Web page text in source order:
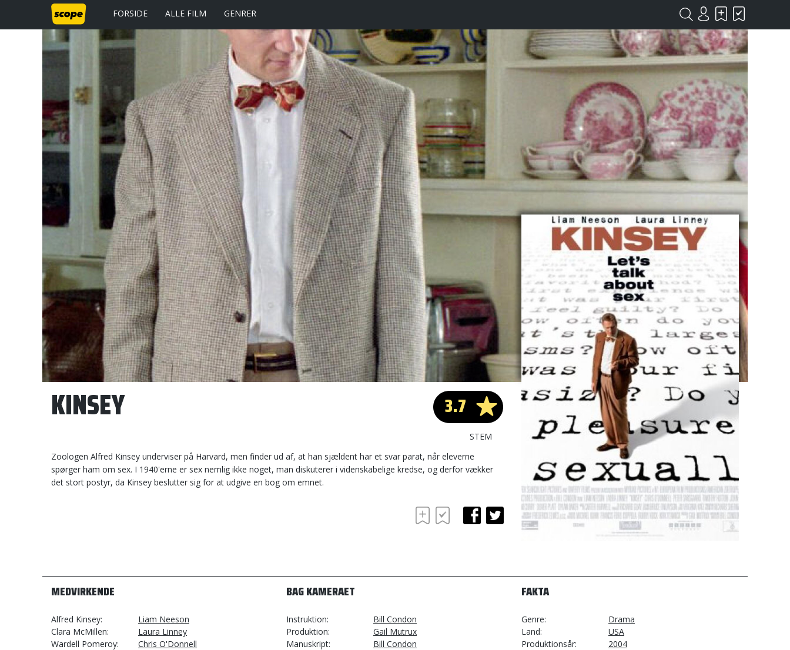
FORSIDE ALLE FILM GENRER
3.7
STEM
KINSEY
Zoologen Alfred Kinsey underviser på Harvard, men finder ud af, at han sjældent har et svar parat, når eleverne
spørger ham om sex. I 1940'erne er sex nemlig ikke noget, man diskuterer i videnskabelige kredse, og derfor vækker
det stort postyr, da Kinsey beslutter sig for at udgive en bog om emnet.
MEDVIRKENDE
Alfred Kinsey
Liam Neeson
Clara McMillen
Laura Linney
Wardell Pomeroy
Chris O'Donnell
BAG KAMERAET
Instruktion
Bill Condon
Produktion
Gail Mutrux
Manuskript
Bill Condon
FAKTA
Genre
Drama
Land
USA
Produktionsår
2004